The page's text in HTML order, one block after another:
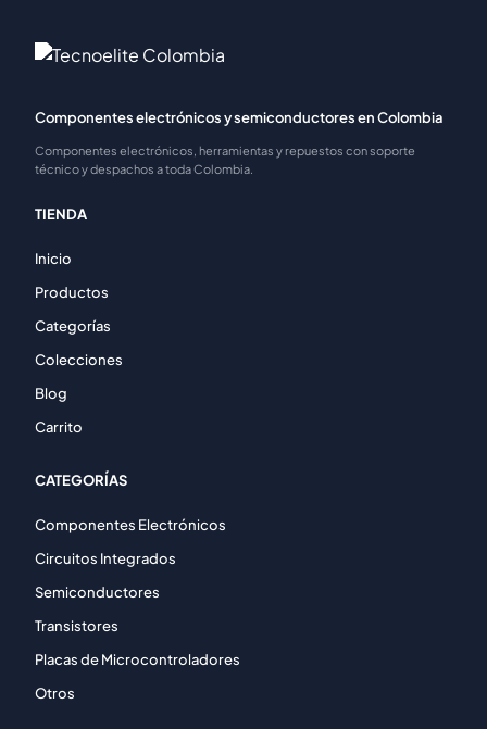
Componentes electrónicos y semiconductores en Colombia
Componentes electrónicos, herramientas y repuestos con soporte
técnico y despachos a toda Colombia.
TIENDA
Inicio
Productos
Categorías
Colecciones
Blog
Carrito
CATEGORÍAS
Componentes Electrónicos
Circuitos Integrados
Semiconductores
Transistores
Placas de Microcontroladores
Otros